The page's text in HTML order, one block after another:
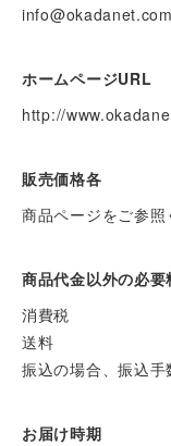
info@okadanet.com
ホームページURL
http://
販売価格各
商品ページをご参照
商品代金以外の必要
消費税
送料
振込の場合、振込手
お届け時期